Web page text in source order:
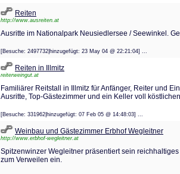
Reiten
http://www.ausreiten.at
Ausritte im Nationalpark Neusiedlersee / Seewinkel.
[Besuche: 2497732|hinzugefügt: 23 May 04 @ 22:21:04] ...
Reiten in Illmitz
reiterweingut.at
Familiärer Reitstall in Illmitz für Anfänger, Reiter und
Ausritte, Top-Gästezimmer und ein Keller voll
[Besuche: 331962|hinzugefügt: 07 Feb 05 @ 14:48:03] ...
Weinbau und Gästezimmer Erbhof Wegleitner
http://www.erbhof-wegleitner.at
Spitzenwinzer Wegleitner präsentiert sein
zum Verweilen ein.